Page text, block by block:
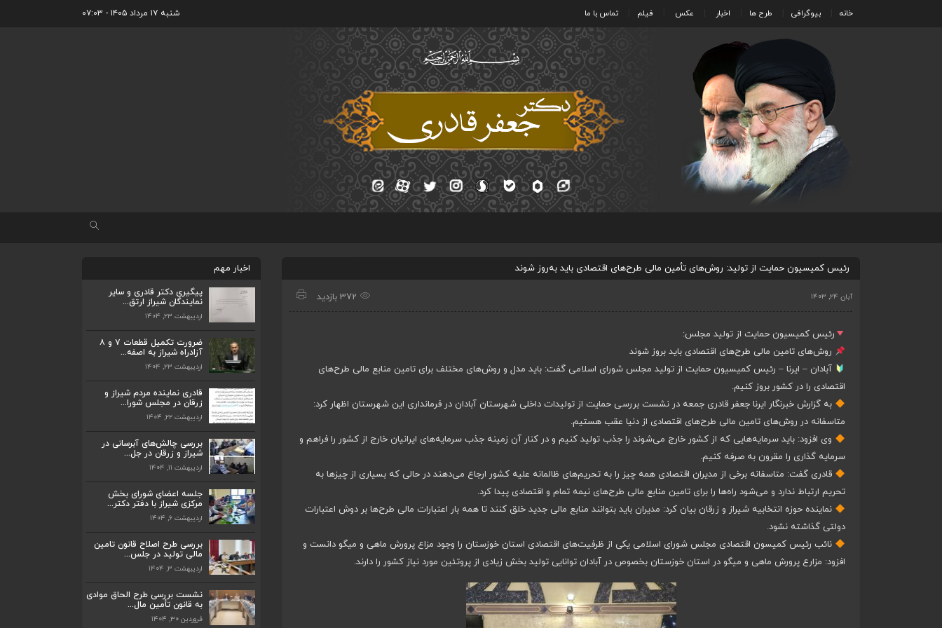
خانه بیوگرافی طرح ها اخبار عکس فیلم تماس با ما شنبه ۱۷ مرداد ۱۴۰۵ - ۰۷:۰۳
رئیس کمیسیون حمایت از تولید: روش‌های تأمین مالی طرح‌های اقتصادی باید به‌روز شوند
آبان ۲۴, ۱۴۰۳ 372 بازدید
رئیس کمیسیون حمایت از تولید مجلس:
روش‌های تامین مالی طرح‌های اقتصادی باید بروز شوند
آبادان – ایرنا – رئیس کمیسیون حمایت از تولید مجلس شورای اسلامی گفت: باید مدل و روش‌های مختلف برای تامین منابع مالی طرح‌های
اقتصادی را در کشور بروز کنیم.
به گزارش خبرنگار ایرنا جعفر قادری جمعه در نشست بررسی حمایت از تولیدات داخلی شهرستان آبادان در فرمانداری این شهرستان اظهار کرد:
متاسفانه در روش‌های تامین مالی طرح‌های اقتصادی از دنیا عقب هستیم.
وی افزود: باید سرمایه‌هایی که از کشور خارج می‌شوند را جذب تولید کنیم و در کنار آن زمینه جذب سرمایه‌های ایرانیان خارج از کشور را فراهم و
سرمایه گذاری را مقرون به صرفه کنیم.
قادری گفت: متاسفانه برخی از مدیران اقتصادی همه چیز را به تحریم‌های ظالمانه علیه کشور ارجاع می‌دهند در حالی که بسیاری از چیزها به
تحریم ارتباط ندارد و می‌شود راه‌ها را برای تامین منابع مالی طرح‌های نیمه تمام و اقتصادی پیدا کرد.
نماینده حوزه انتخابیه شیراز و زرقان بیان کرد: مدیران باید بتوانند منابع مالی جدید خلق کنند تا همه بار اعتبارات مالی طرح‌ها بر دوش اعتبارات
دولتی گذاشته نشود.
نائب رئیس کمیسون اقتصادی مجلس شورای اسلامی یکی از ظرفیت‌های اقتصادی استان خوزستان را وجود مزاع پرورش ماهی و میگو دانست و
افزود: مزارع پرورش ماهی و میگو در استان خوزستان بخصوص در آبادان توانایی تولید بخش زیادی از پروتئین مورد نیاز کشور را دارند.
اخبار مهم
پیگیری دکتر قادری و سایر
نمایندگان شیراز ارتق...
اردیبهشت ۲۳, ۱۴۰۴
ضرورت تکمیل قطعات ۷ و ۸
آزادراه شیراز به اصفه...
اردیبهشت ۲۳, ۱۴۰۴
قادری نماینده مردم شیراز و
زرقان در مجلس شورا...
اردیبهشت ۲۲, ۱۴۰۴
بررسی چالش‌های آبرسانی در
شیراز و زرقان در جل...
اردیبهشت ۱۱, ۱۴۰۴
جلسه اعضای شورای بخش
مرکزی شیراز با دفتر دکتر...
اردیبهشت ۶, ۱۴۰۴
بررسی طرح اصلاح قانون تامین
مالی تولید در جلس...
اردیبهشت ۳, ۱۴۰۴
نشست بررسی طرح الحاق موادی
به قانون تأمین مال...
فروردین ۳۰, ۱۴۰۴
اردیبهشت ۲۳, ۱۴۰۴
قادری نماینده مردم شیراز و زرقان در مجلس
اردیبهشت ۲۲, ۱۴۰۴
بررسی چالش‌های آبرسانی در شیراز و زرقان
اردیبهشت ۱۱, ۱۴۰۴
دفتر دکتر...
اردیبهشت ۶, ۱۴۰۴
ارتق...
اردیبهشت ۲۳, ۱۴۰۴